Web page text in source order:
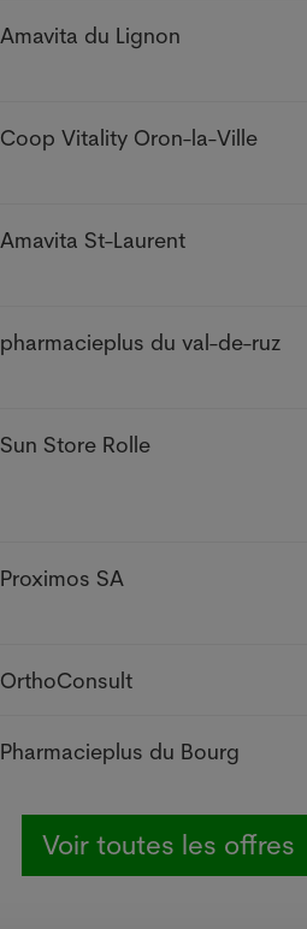
Amavita du Lignon
Coop Vitality Oron-la-Ville
Amavita St-Laurent
pharmacieplus du val-de-ruz
Sun Store Rolle
Proximos SA
OrthoConsult
Pharmacieplus du Bourg
Voir toutes les offres